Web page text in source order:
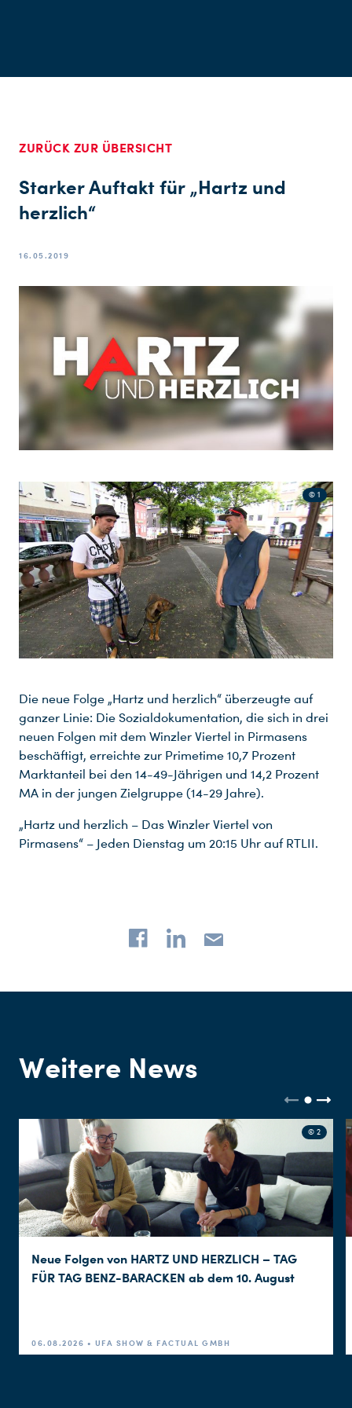
ZURÜCK ZUR ÜBERSICHT
Starker Auftakt für „Hartz und
herzlich“
16.05.2019
© 1
Die neue Folge „Hartz und herzlich“ überzeugte auf
ganzer Linie: Die Sozialdokumentation, die sich in drei
neuen Folgen mit dem Winzler Viertel in Pirmasens
beschäftigt, erreichte zur Primetime 10,7 Prozent
Marktanteil bei den 14-49-Jährigen und 14,2 Prozent
MA in der jungen Zielgruppe (14-29 Jahre).
„Hartz und herzlich – Das Winzler Viertel von
Pirmasens“ – Jeden Dienstag um 20:15 Uhr auf RTLII.
Weitere News
© 2
Neue Folgen von HARTZ UND HERZLICH – TAG
FÜR TAG BENZ-BARACKEN ab dem 10. August
06.08.2026 • UFA SHOW & FACTUAL GMBH